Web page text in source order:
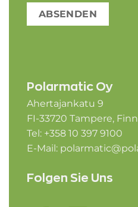
ABSENDEN
Polarmatic Oy
Ahertajankatu 9
FI-33720 Tampere,
Tel: +358 10 397 9100
E-Mail:
Folgen Sie Uns